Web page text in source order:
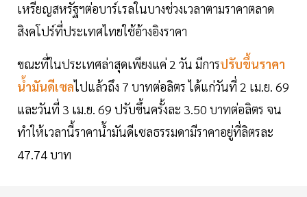
เหรียญสหรัฐฯต่อบาร์เรลในบางช่วงเวลาตามราคาตลาด
สิงคโปร์ที่ประเทศไทยใช้อ้างอิงราคา
ขณะที่ในประเทศล่าสุดเพียงแค่ 2 วัน มีการปรับขึ้นราคา
น้ำมันดีเซลไปแล้วถึง 7 บาทต่อลิตร ได้แก่วันที่ 2 เม.ย. 69
และวันที่ 3 เม.ย. 69 ปรับขึ้นครั้งละ 3.50 บาทต่อลิตร จน
ทำให้เวลานี้ราคาน้ำมันดีเซลธรรมดามีราคาอยู่ที่ลิตรละ
47.74 บาท